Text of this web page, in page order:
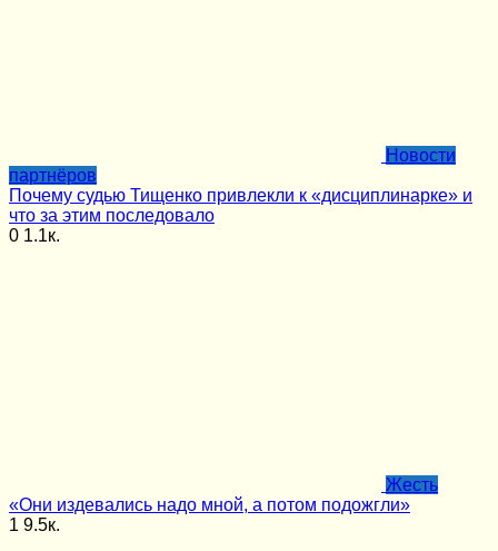
Новости
партнёров
Почему судью Тищенко привлекли к «дисциплинарке» и
что за этим последовало
0 1.1к.
Жесть
«Они издевались надо мной, а потом подожгли»
1 9.5к.